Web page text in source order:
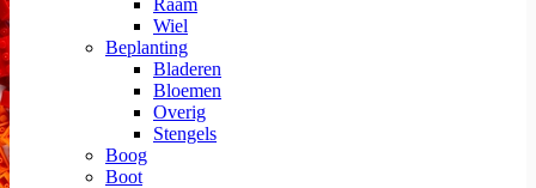
Raam
Wiel
Beplanting
Bladeren
Bloemen
Overig
Stengels
Boog
Boot